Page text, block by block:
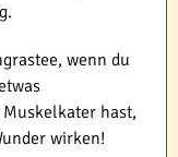
wenn du
hast,
wirken!